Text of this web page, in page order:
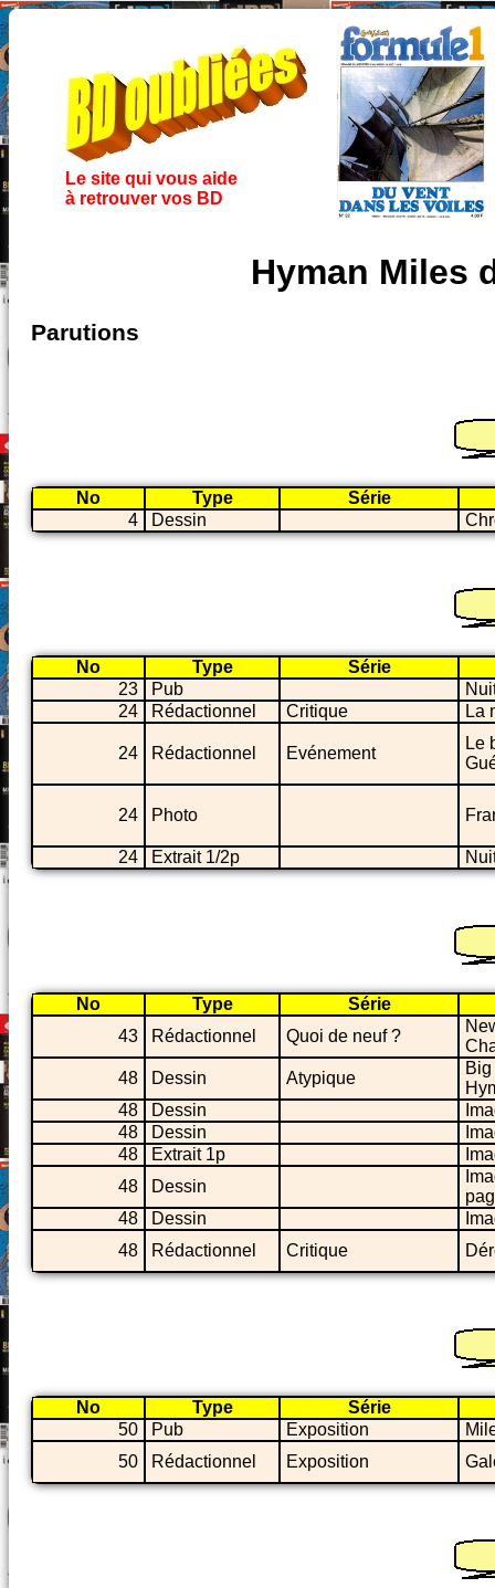
Le site qui vous aide
à retrouver vos BD
Hyman Miles
Parutions
No Type
Série
4
Dessin
No Type
Série
23
Pub
24
Rédactionnel Critique La
24 Rédactionnel Evénement
Le
24 Photo
24 Extrait 1/2p
No Type
Série
43
Rédactionnel Quoi de neuf ?
48
Dessin Atypique
48
Dessin
48
Dessin
48
Extrait 1p
48
Dessin
48
Dessin
48
Rédactionnel Critique
No Type
Série
50
Pub Exposition
50
Rédactionnel Exposition